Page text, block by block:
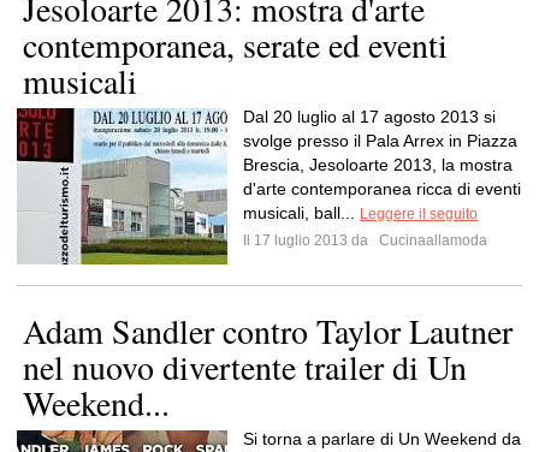
contemporanea, serate ed eventi
musicali
Dal 20 luglio al 17 agosto 2013 si
svolge presso il Pala Arrex in Piazza
Brescia, Jesoloarte 2013, la mostra
d'arte contemporanea ricca di eventi
musicali, ball...
Leggere il seguito
Il 17 luglio 2013 da
Cucinaallamoda
Adam Sandler contro Taylor Lautner
nel nuovo divertente trailer di Un
Weekend...
Si torna a parlare di Un Weekend da